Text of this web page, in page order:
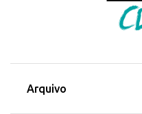
Arquivo